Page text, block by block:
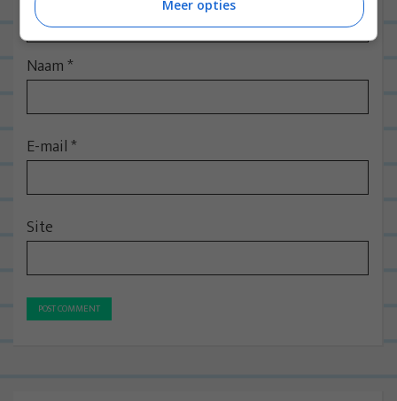
Naam*
E-mail*
Site
Meer opties